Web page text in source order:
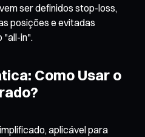
ser definidos stop-loss,
posições e evitadas
"all-in".
Como Usar o
aplicável para